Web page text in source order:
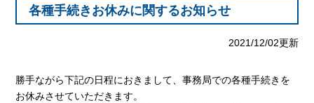
各種手続きお休みに関するお知らせ
2021/12/02更新
勝手ながら下記の日程におきまして、事務局での各種手続きを
お休みさせていただきます。